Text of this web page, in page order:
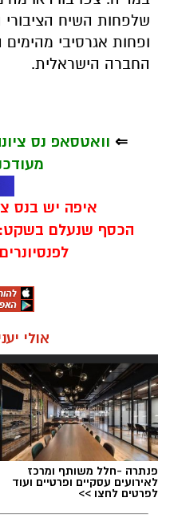
שלפחות השיח
ופחות אגרסיבי
החברה הישראלית.
⇐ וואטסאפ נס
איפה יש בנס
הכסף שנעלם בשקט:
אולי
פנתרה -חלל משותף ומרכז
לאירועים עסקיים ופרטיים ועוד
לפרטים לחצו >>